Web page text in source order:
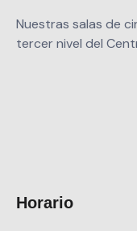
Nuestras salas de
tercer nivel del
Horario